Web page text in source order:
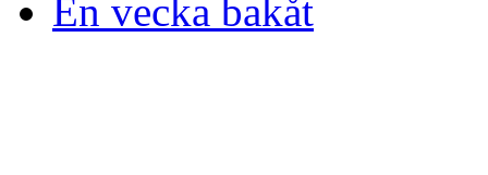
En vecka bakåt